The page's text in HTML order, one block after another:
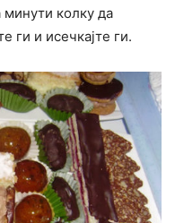
минути колку да
ги и исечкајте ги.